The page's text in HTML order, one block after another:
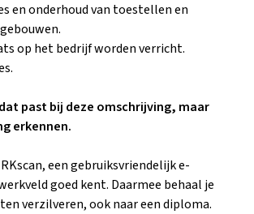
en onderhoud van toestellen en
op het bedrijf worden verricht.
past bij deze omschrijving, maar
erkennen.
een gebruiksvriendelijk e-
goed kent. Daarmee behaal je
verzilveren, ook naar een diploma.